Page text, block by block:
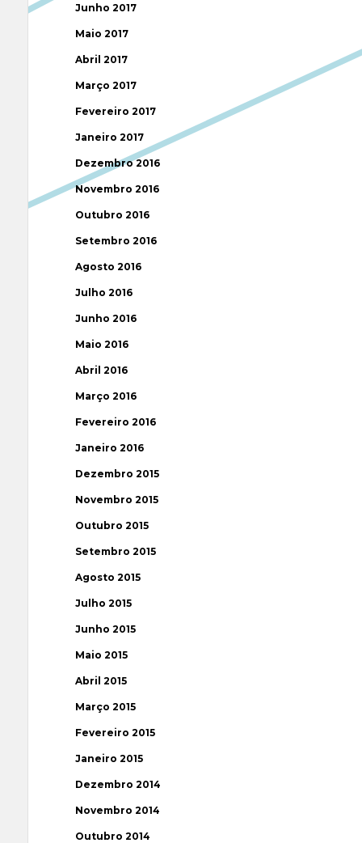
Junho 2017
Maio 2017
Abril 2017
Março 2017
Fevereiro 2017
Janeiro 2017
Dezembro 2016
Novembro 2016
Outubro 2016
Setembro 2016
Agosto 2016
Julho 2016
Junho 2016
Maio 2016
Abril 2016
Março 2016
Fevereiro 2016
Janeiro 2016
Dezembro 2015
Novembro 2015
Outubro 2015
Setembro 2015
Agosto 2015
Julho 2015
Junho 2015
Maio 2015
Abril 2015
Março 2015
Fevereiro 2015
Janeiro 2015
Dezembro 2014
Novembro 2014
Outubro 2014